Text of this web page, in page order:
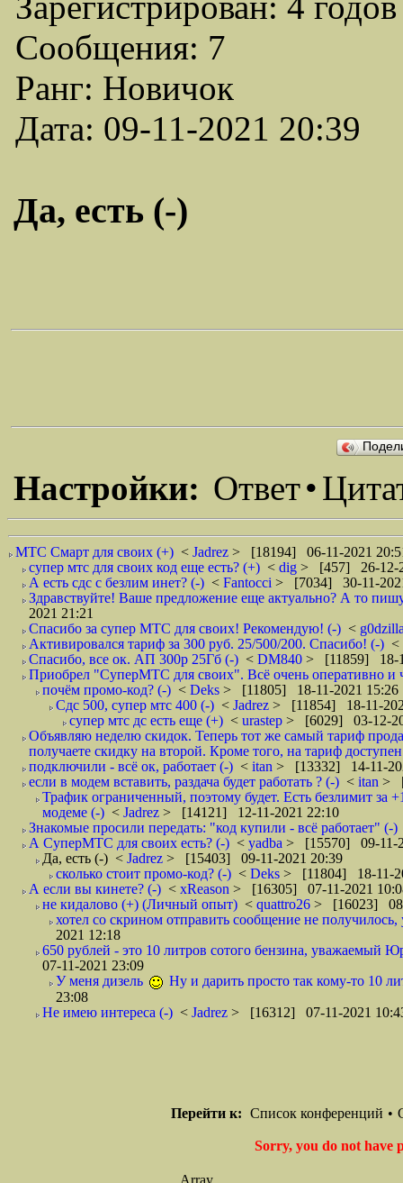
Сообщения: 7
Ранг: Новичок
Дата: 09-11-2021 20:39
Да, есть (-)
Настройки: Ответ•
МТС Смарт для своих (+) < Jadrez > [18194] 06-11-2021
супер мтс для своих код еще есть? (+) < dig > [457] 26-12-
А есть сдс с безлим инет? (-) < Fantocci > [7034] 30-11-
Здравствуйте! Ваше предложение еще актуально? А то
2021 21:21
Спасибо за супер МТС для своих! Рекомендую! (-) <
Активировался тариф за 300 руб. 25/500/200. Спасибо! (-) <
Спасибо, все ок. АП 300р 25Гб (-) < DM840 > [11859] 18-
Приобрел "СуперМТС для своих". Всё очень оперативно и
почём промо-код? (-) < Deks > [11805] 18-11-2021 15:26
Сдс 500, супер мтс 400 (-) < Jadrez > [11854] 18-11-
супер мтс дс есть еще (+) < urastep > [6029] 03-12-
Объявляю неделю скидок. Теперь тот же самый тариф
получаете скидку на второй. Кроме того, на тариф
подключили - всё ок, работает (-) < itan > [13332] 14-11-
если в модем вставить, раздача будет работать ? (-) < itan >
Трафик ограниченный, поэтому будет. Есть безлимит за
модеме (-) < Jadrez > [14121] 12-11-2021 22:10
Знакомые просили передать: "код купили - всё работает" (-)
А СуперМТС для своих есть? (-) < yadba > [15570] 09-11-
Да, есть (-) < Jadrez > [15403] 09-11-2021 20:39
сколько стоит промо-код? (-) < Deks > [11804] 18-11-
А если вы кинете? (-) < xReason > [16305] 07-11-2021
не кидалово (+) (Личный опыт) < quattro26 > [16023] 08-
хотел со скрином отправить сообщение не
2021 12:18
650 рублей - это 10 литров сотого бензина, уважаемый
07-11-2021 23:09
У меня дизель
Ну и дарить просто так кому-то 10
23:08
Не имею интереса (-) < Jadrez > [16312] 07-11-2021
Перейти к: Список конференций •
Sorry, you do not have
Array